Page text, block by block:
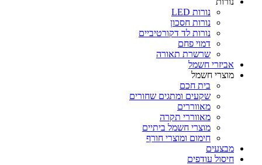
נורות LED
נורות חסכון
נורות לד דקורטיביים
דמוי פחם
שרשרת תאורה
אביזרי חשמל
מוצרי חשמל
בית חכם
שקעים ומתגים שחורים
מאווררים
מאווררי תקרה
מוצרי חשמל ביתיים
חימום ומוצרי חורף
מבצעים
חיסול עודפים